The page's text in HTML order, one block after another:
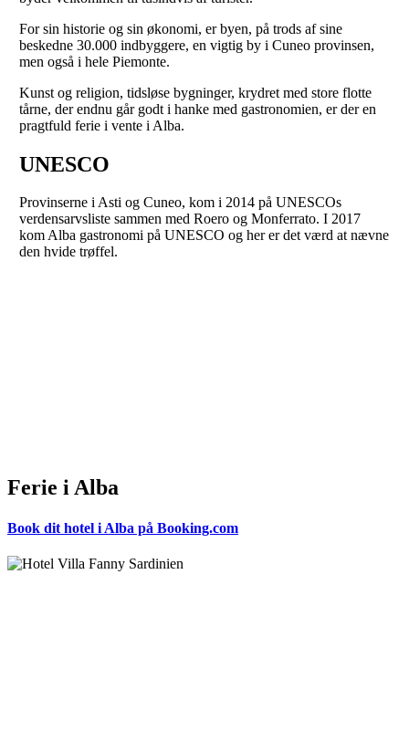
For sin historie og sin økonomi, er byen, på trods af sine
beskedne 30.000 indbyggere, en vigtig by i Cuneo provinsen,
men også i hele Piemonte.
Kunst og religion, tidsløse bygninger, krydret med store flotte
tårne, der endnu går godt i hanke med gastronomien, er der en
pragtfuld ferie i vente i Alba.
UNESCO
Provinserne i Asti og Cuneo, kom i 2014 på UNESCOs
verdensarvsliste sammen med Roero og Monferrato. I 2017
kom Alba gastronomi på UNESCO og her er det værd at nævne
den hvide trøffel.
Ferie i Alba
Book dit hotel i Alba på Booking.com